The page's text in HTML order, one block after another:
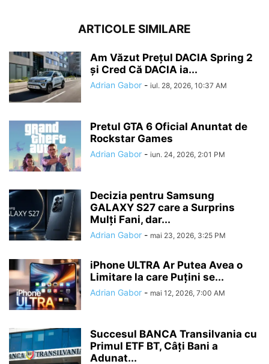
ARTICOLE SIMILARE
Am Văzut Prețul DACIA Spring 2
și Cred Că DACIA ia...
Adrian Gabor - iul. 28, 2026, 10:37 AM
Pretul GTA 6 Oficial Anuntat de
Rockstar Games
Adrian Gabor - iun. 24, 2026, 2:01 PM
Decizia pentru Samsung
GALAXY S27 care a Surprins
Mulți Fani, dar...
Adrian Gabor - mai 23, 2026, 3:25 PM
iPhone ULTRA Ar Putea Avea o
Limitare la care Puțini se...
Adrian Gabor - mai 12, 2026, 7:00 AM
Succesul BANCA Transilvania cu
Primul ETF BT, Câți Bani a
Adunat...